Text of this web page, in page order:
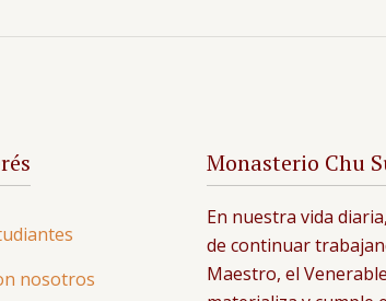
nosotros
Monasterio Chu
En nuestra vida
de continuar
Maestro, el